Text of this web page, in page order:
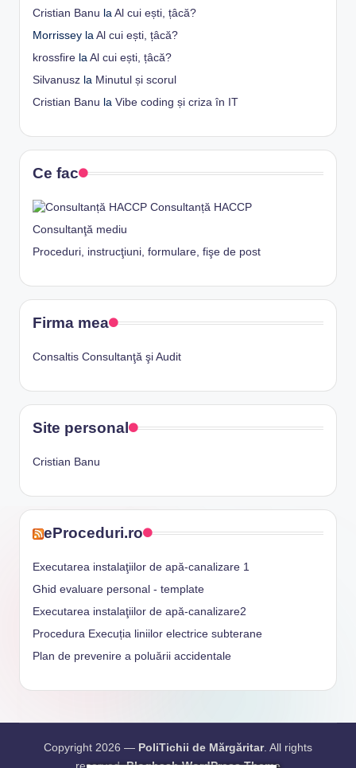
Cristian Banu la Al cui ești, țâcă?
Morrissey la Al cui ești, țâcă?
krossfire la Al cui ești, țâcă?
Silvanusz la Minutul și scorul
Cristian Banu la Vibe coding și criza în IT
Ce fac
Consultanță HACCP
Consultanţă mediu
Proceduri, instrucţiuni, formulare, fişe de post
Firma mea
Consaltis Consultanţă şi Audit
Site personal
Cristian Banu
eProceduri.ro
Executarea instalaţiilor de apă-canalizare 1
Ghid evaluare personal - template
Executarea instalaţiilor de apă-canalizare2
Procedura Execuția liniilor electrice subterane
Plan de prevenire a poluării accidentale
Copyright 2026 — PoliTichii de Mărgăritar. All rights